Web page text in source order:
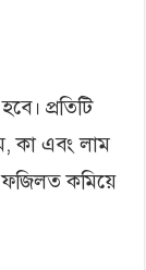
প্রতিটি
কা এবং লাম
কমিয়ে